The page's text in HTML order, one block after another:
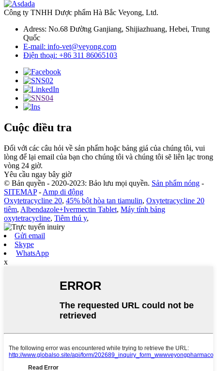
Công ty TNHH Dược phẩm Hà Bắc Veyong, Ltd.
Adress: No.68 Đường Ganjiang, Shijiazhuang, Hebei, Trung
Quốc
E-mail: info-vet@veyong.com
Điện thoại: +86 311 86065103
Cuộc điều tra
Đối với các câu hỏi về sản phẩm hoặc bảng giá của chúng tôi, vui
lòng để lại email của bạn cho chúng tôi và chúng tôi sẽ liên lạc trong
vòng 24 giờ.
Yêu cầu ngay bây giờ
© Bản quyền - 2020-2023: Bảo lưu mọi quyền. Sản phẩm nóng -
SITEMAP- Amp di động
Oxytetracycline 20, 45% bột hòa tan tiamulin, Oxytetracycline 20
tiêm, Albendazole+Ivermectin Tablet, Máy tính bảng
oxytetracycline, Tiêm thú y,
Gửi email
Skype
WhatsApp
x